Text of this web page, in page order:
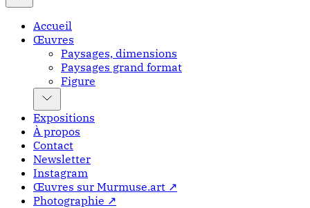
Accueil
Œuvres
Paysages, dimensions
Paysages grand format
Figure
Expositions
À propos
Contact
Newsletter
Instagram
Œuvres sur Murmuse.art ↗
Photographie ↗